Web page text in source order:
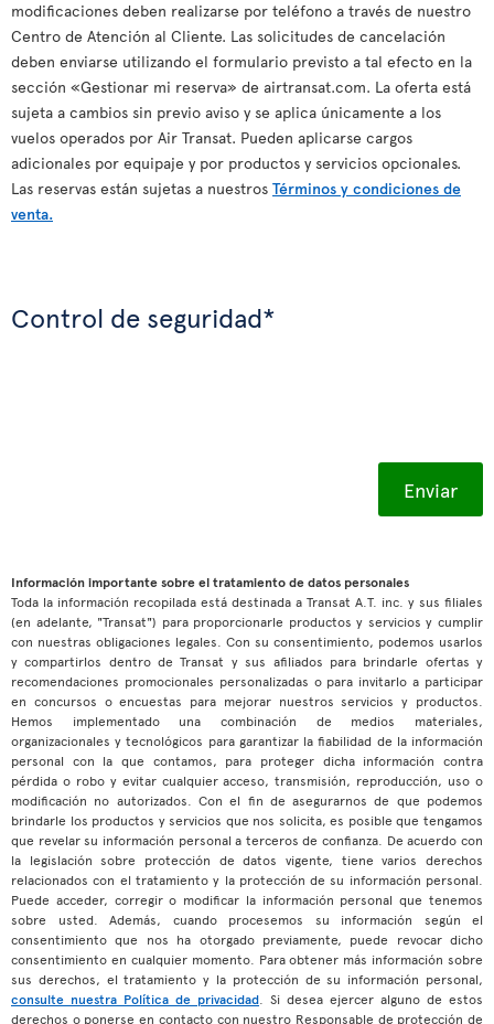
modificaciones deben realizarse por teléfono a través de nuestro
Centro de Atención al Cliente. Las solicitudes de cancelación
deben enviarse utilizando el formulario previsto a tal efecto en la
sección «Gestionar mi reserva» de airtransat.com. La oferta está
sujeta a cambios sin previo aviso y se aplica únicamente a los
vuelos operados por Air Transat. Pueden aplicarse cargos
adicionales por equipaje y por productos y servicios opcionales.
Las reservas están sujetas a nuestros Términos y condiciones de
venta.
Control de seguridad*
Información importante sobre el tratamiento de datos personales
Toda la información recopilada está destinada a Transat A.T. inc. y sus filiales
(en adelante, "Transat") para proporcionarle productos y servicios y cumplir
con nuestras obligaciones legales. Con su consentimiento, podemos usarlos
y compartirlos dentro de Transat y sus afiliados para brindarle ofertas y
recomendaciones promocionales personalizadas o para invitarlo a participar
en concursos o encuestas para mejorar nuestros servicios y productos.
Hemos implementado una combinación de medios materiales,
organizacionales y tecnológicos para garantizar la fiabilidad de la información
personal con la que contamos, para proteger dicha información contra
pérdida o robo y evitar cualquier acceso, transmisión, reproducción, uso o
modificación no autorizados. Con el fin de asegurarnos de que podemos
brindarle los productos y servicios que nos solicita, es posible que tengamos
que revelar su información personal a terceros de confianza. De acuerdo con
la legislación sobre protección de datos vigente, tiene varios derechos
relacionados con el tratamiento y la protección de su información personal.
Puede acceder, corregir o modificar la información personal que tenemos
sobre usted. Además, cuando procesemos su información según el
consentimiento que nos ha otorgado previamente, puede revocar dicho
consentimiento en cualquier momento. Para obtener más información sobre
sus derechos, el tratamiento y la protección de su información personal,
consulte nuestra Política de privacidad . Si desea ejercer alguno de estos
derechos o ponerse en contacto con nuestro Responsable de protección de